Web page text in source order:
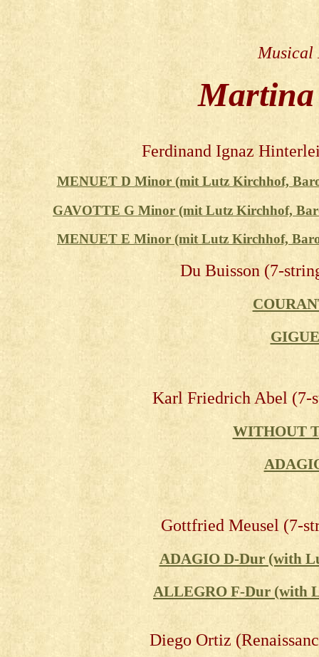
Musical
Ferdinand Ignaz
MENUET D Minor (mit Lutz Kirchhof,
GAVOTTE G Minor (mit Lutz Kirchhof,
MENUET E Minor (mit Lutz Kirchhof,
Du Buisson (7-
Karl Friedrich Abel (7-
WITHOUT
Gottfried Meusel (7-
ADAGIO D-Dur (with
ALLEGRO F-Dur (with
Diego Ortiz